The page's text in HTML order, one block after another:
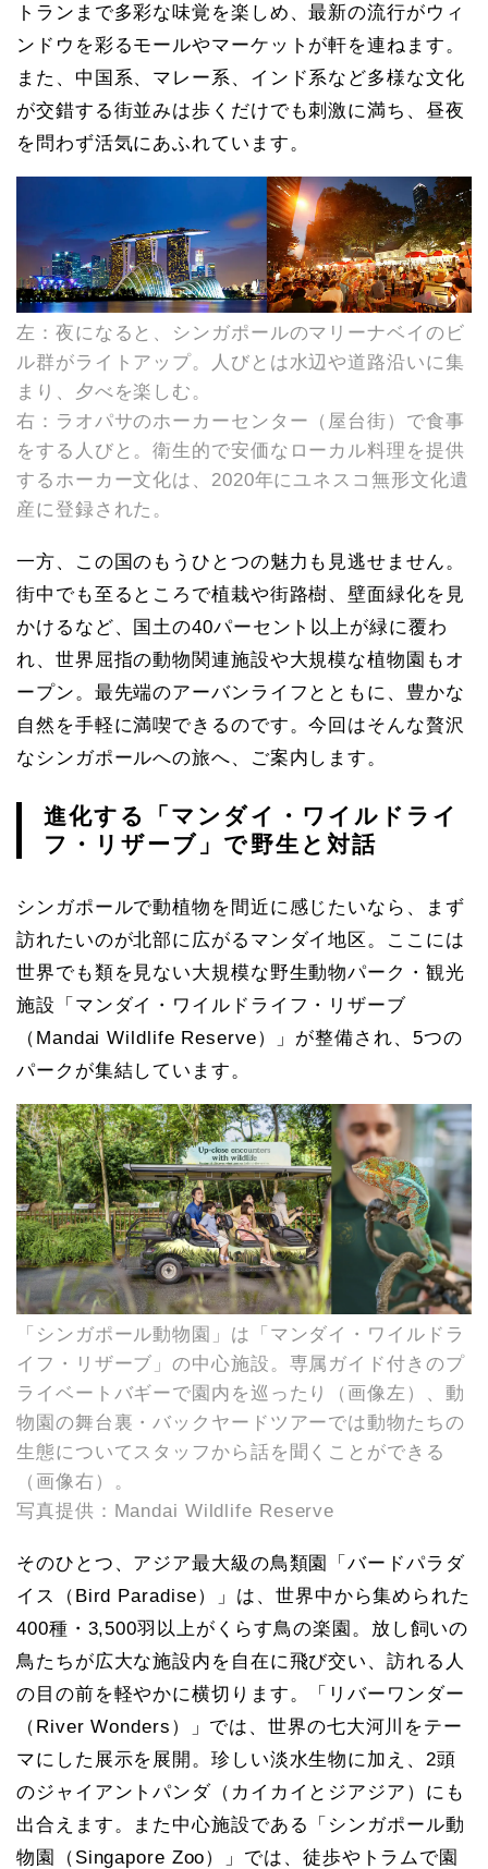
トランまで多彩な味覚を楽しめ、最新の流行がウィ
ンドウを彩るモールやマーケットが軒を連ねます。
また、中国系、マレー系、インド系など多様な文化
が交錯する街並みは歩くだけでも刺激に満ち、昼夜
を問わず活気にあふれています。
左：夜になると、シンガポールのマリーナベイのビ
ル群がライトアップ。人びとは水辺や道路沿いに集
まり、夕べを楽しむ。
右：ラオパサのホーカーセンター（屋台街）で食事
をする人びと。衛生的で安価なローカル料理を提供
するホーカー文化は、2020年にユネスコ無形文化遺
産に登録された。
一方、この国のもうひとつの魅力も見逃せません。
街中でも至るところで植栽や街路樹、壁面緑化を見
かけるなど、国土の40パーセント以上が緑に覆わ
れ、世界屈指の動物関連施設や大規模な植物園もオ
ープン。最先端のアーバンライフとともに、豊かな
自然を手軽に満喫できるのです。今回はそんな贅沢
なシンガポールへの旅へ、ご案内します。
進化する「マンダイ・ワイルドライ
フ・リザーブ」で野生と対話
シンガポールで動植物を間近に感じたいなら、まず
訪れたいのが北部に広がるマンダイ地区。ここには
世界でも類を見ない大規模な野生動物パーク・観光
施設「マンダイ・ワイルドライフ・リザーブ
（Mandai Wildlife Reserve）」が整備され、5つの
パークが集結しています。
「シンガポール動物園」は「マンダイ・ワイルドラ
イフ・リザーブ」の中心施設。専属ガイド付きのプ
ライベートバギーで園内を巡ったり（画像左）、動
物園の舞台裏・バックヤードツアーでは動物たちの
生態についてスタッフから話を聞くことができる
（画像右）。
写真提供：Mandai Wildlife Reserve
そのひとつ、アジア最大級の鳥類園「バードパラダ
イス（Bird Paradise）」は、世界中から集められた
400種・3,500羽以上がくらす鳥の楽園。放し飼いの
鳥たちが広大な施設内を自在に飛び交い、訪れる人
の目の前を軽やかに横切ります。「リバーワンダー
（River Wonders）」では、世界の七大河川をテー
マにした展示を展開。珍しい淡水生物に加え、2頭
のジャイアントパンダ（カイカイとジアジア）にも
出合えます。また中心施設である「シンガポール動
物園（Singapore Zoo）」では、徒歩やトラムで園